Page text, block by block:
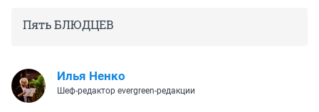
Пять БЛЮДЦЕВ
Илья Ненко
Шеф-редактор evergreen-редакции